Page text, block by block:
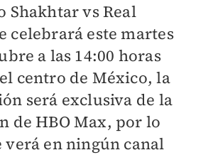
Shakhtar vs Real
celebrará este martes
a las 14:00 horas
centro de México, la
será exclusiva de la
de HBO Max, por lo
verá en ningún canal